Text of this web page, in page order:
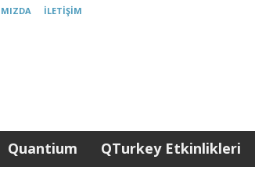
İLETIŞIM
Quantium QTurkey Etkinlikleri